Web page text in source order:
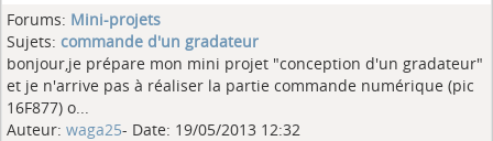
Forums: Mini-projets
Sujets: commande d'un gradateur
bonjour,je prépare mon mini projet "conception d'un gradateur"
et je n'arrive pas à réaliser la partie commande numérique (pic
16F877) o...
Auteur: waga25- Date: 19/05/2013 12:32